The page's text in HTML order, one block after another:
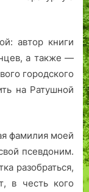
автор книги
а также —
городского
на Ратушной
фамилия моей
псевдоним.
разобраться,
в честь кого